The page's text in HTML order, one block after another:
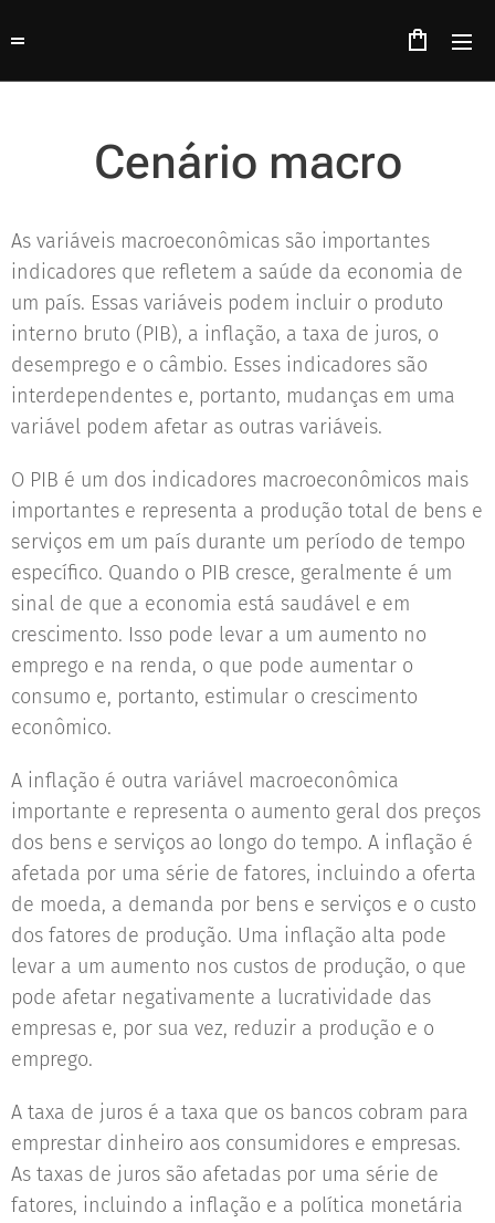
Cenário macro
As variáveis macroeconômicas são importantes
indicadores que refletem a saúde da economia de
um país. Essas variáveis podem incluir o produto
interno bruto (PIB), a inflação, a taxa de juros, o
desemprego e o câmbio. Esses indicadores são
interdependentes e, portanto, mudanças em uma
variável podem afetar as outras variáveis.
O PIB é um dos indicadores macroeconômicos mais
importantes e representa a produção total de bens e
serviços em um país durante um período de tempo
específico. Quando o PIB cresce, geralmente é um
sinal de que a economia está saudável e em
crescimento. Isso pode levar a um aumento no
emprego e na renda, o que pode aumentar o
consumo e, portanto, estimular o crescimento
econômico.
A inflação é outra variável macroeconômica
importante e representa o aumento geral dos preços
dos bens e serviços ao longo do tempo. A inflação é
afetada por uma série de fatores, incluindo a oferta
de moeda, a demanda por bens e serviços e o custo
dos fatores de produção. Uma inflação alta pode
levar a um aumento nos custos de produção, o que
pode afetar negativamente a lucratividade das
empresas e, por sua vez, reduzir a produção e o
emprego.
A taxa de juros é a taxa que os bancos cobram para
emprestar dinheiro aos consumidores e empresas.
As taxas de juros são afetadas por uma série de
fatores, incluindo a inflação e a política monetária